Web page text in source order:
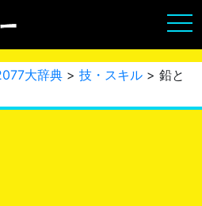
大辞典 > 技・スキル > 鉛と